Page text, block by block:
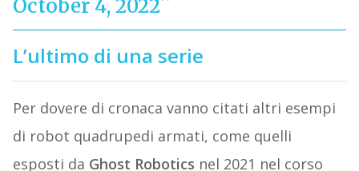
October 4, 2022
L’ultimo di una serie
Per dovere di cronaca vanno citati altri esempi
di robot quadrupedi armati, come quelli
esposti da Ghost Robotics nel 2021 nel corso